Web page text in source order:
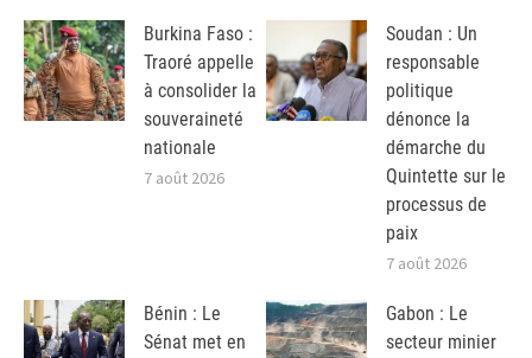
Burkina Faso :
Traoré appelle
à consolider la
souveraineté
nationale
7 août 2026
Soudan : Un
responsable
politique
dénonce la
démarche du
Quintette sur le
processus de
paix
7 août 2026
Bénin : Le
Sénat met en
Gabon : Le
secteur minier